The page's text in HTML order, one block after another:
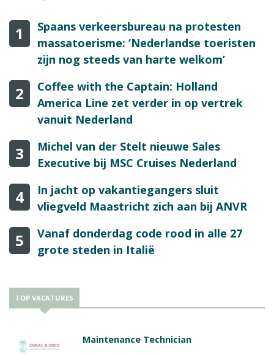
1
Spaans verkeersbureau na protesten
massatoerisme: ‘Nederlandse toeristen
zijn nog steeds van harte welkom’
2
Coffee with the Captain: Holland
America Line zet verder in op vertrek
vanuit Nederland
3
Michel van der Stelt nieuwe Sales
Executive bij MSC Cruises Nederland
4
In jacht op vakantiegangers sluit
vliegveld Maastricht zich aan bij ANVR
5
Vanaf donderdag code rood in alle 27
grote steden in Italië
TOP VACATURES
Maintenance Technician